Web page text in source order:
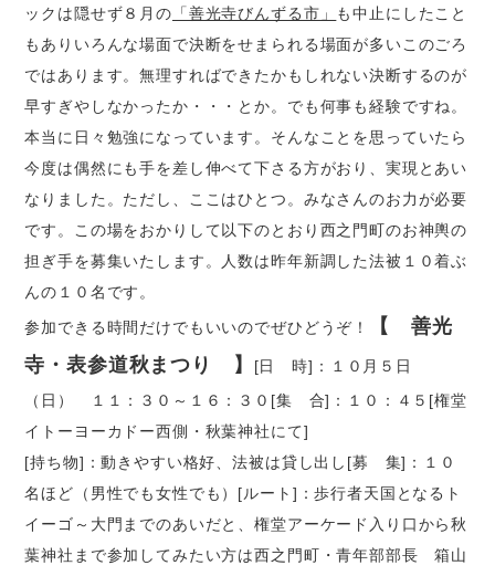
ックは隠せず８月の 「善光寺びんずる市」
も中止にしたこと
もありいろんな場面で決断をせまられる場面が多いこのごろ
ではあります。無理すればできたかもしれない決断するのが
早すぎやしなかったか・・・とか。でも何事も経験ですね。
本当に日々勉強になっています。そんなことを思っていたら
今度は偶然にも手を差し伸べて下さる方がおり、実現とあい
なりました。ただし、ここはひとつ。みなさんのお力が必要
です。この場をおかりして以下のとおり西之門町のお神輿の
担ぎ手を募集いたします。人数は昨年新調した法被１０着ぶ
んの１０名です。
参加できる時間だけでもいいのでぜひどうぞ！
【 善光
寺・表参道秋まつり 】
[日 時]：１０月５日
（日） １１：３０～１６：３０[集 合]：１０：４５[権堂
イトーヨーカドー西側・秋葉神社にて]
[持ち物]：動きやすい格好、法被は貸し出し[募 集]：１０
名ほど（男性でも女性でも）[ルート]：歩行者天国となるト
イーゴ～大門までのあいだと、権堂アーケード入り口から秋
葉神社まで参加してみたい方は西之門町・青年部部長 箱山